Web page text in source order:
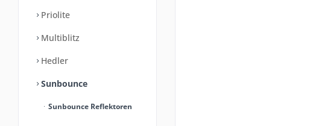
Priolite
Multiblitz
Hedler
Sunbounce
Sunbounce Reflektoren